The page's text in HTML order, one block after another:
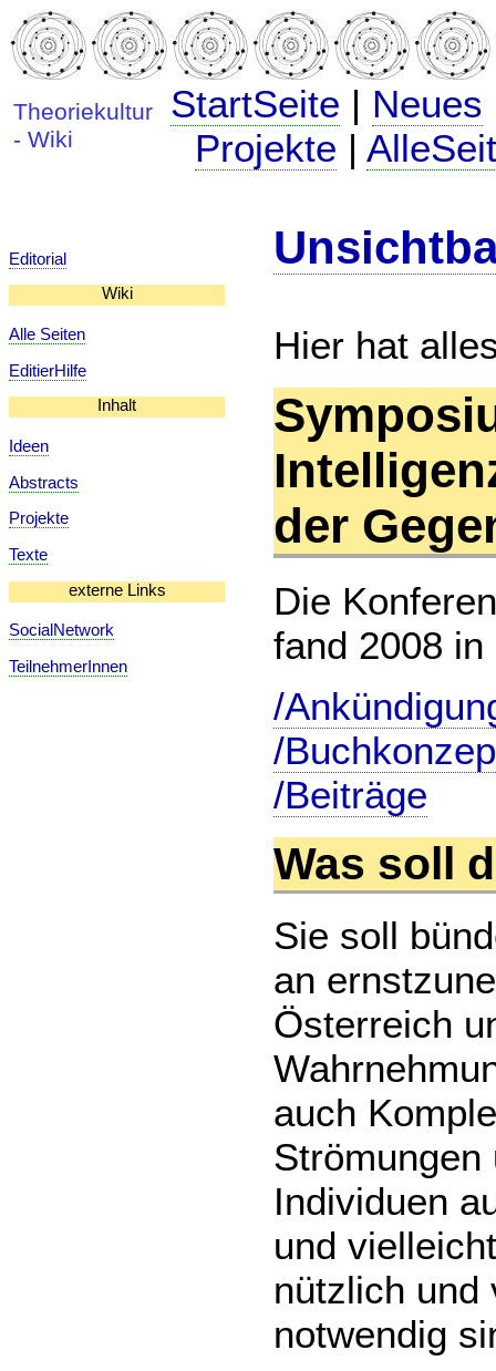
Theoriekultur
- Wiki
StartSeite | Neues
Projekte |
Editorial
Wiki
Alle Seiten
EditierHilfe
Inhalt
Ideen
Abstracts
Projekte
Texte
externe Links
SocialNetwork
TeilnehmerInnen
Hier hat
der
Die
fand 2008
/
/
/Beiträge
Was soll
Sie soll
an
Österreich
auch
Individuen
und
nützlich und
notwendig